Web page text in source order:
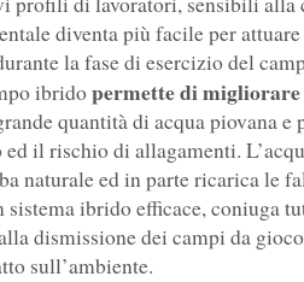
diventa più facile per
la fase di esercizio del
ibridopermette di migliorare
quantità di acqua piovana
il rischio di allagamenti.
naturale ed in parte ricarica le
sistema ibrido efficace, coniuga
dismissione dei campi da
sull’ambiente.